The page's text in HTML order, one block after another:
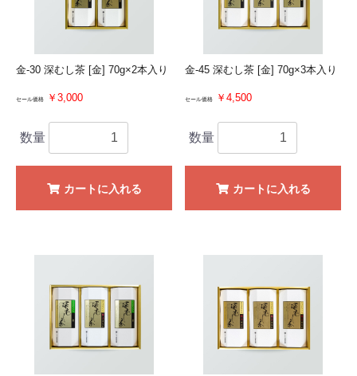
金-30 深むし茶 [金] 70g×2本入り
セール価格 ￥3,000
数量
カートに入れる
金-45 深むし茶 [金] 70g×3本入り
セール価格 ￥4,500
数量
カートに入れる